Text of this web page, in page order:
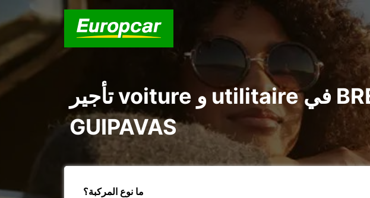
تأجير voiture و utilitaire في BREST NORD ZI ST THUDON
GUIPAVAS
ما نوع المركبة؟